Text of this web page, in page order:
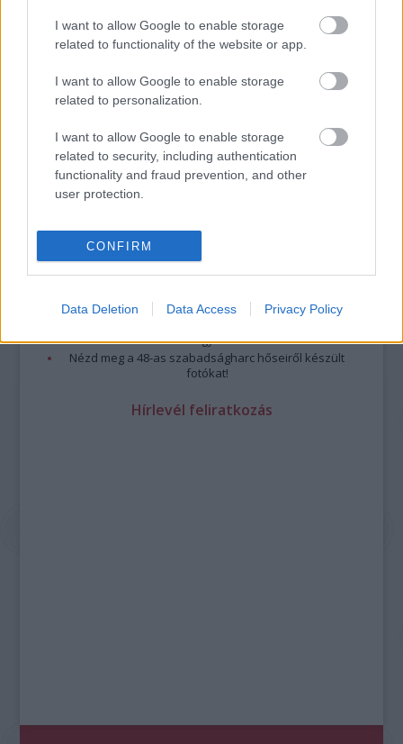
I want to allow Google to enable storage
related to functionality of the website or app.
I want to allow Google to enable storage
related to personalization.
I want to allow Google to enable storage
related to security, including authentication
functionality and fraud prevention, and other
user protection.
CONFIRM
Data Deletion Data Access Privacy Policy
Legolvasottabb
Megdöbbentő fotók a néptelen fővárosról
A 10 legütősebb drogos film
Megjöttek a meztelen hősnők
Meztelenség és anatómia
A legizgalmasabb fotók 2015-ből
Meztelen fővárosiak
Készülőben a nagy meztelen album
Nézd meg a 48-as szabadságharc hőseiről készült
fotókat!
Hírlevél feliratkozás